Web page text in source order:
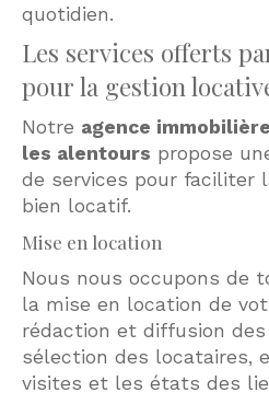
quotidien.
Les services offerts
pour la gestion
Notre agence
les alentours propose
de services pour faciliter
bien locatif.
Mise en location
Nous nous occupons de
la mise en location de
rédaction et diffusion
sélection des locataires,
visites et les états des